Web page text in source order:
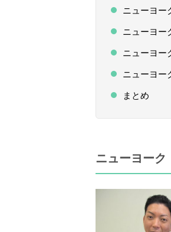
ニューヨー
ニューヨー
ニューヨー
ニューヨー
まとめ
ニューヨーク